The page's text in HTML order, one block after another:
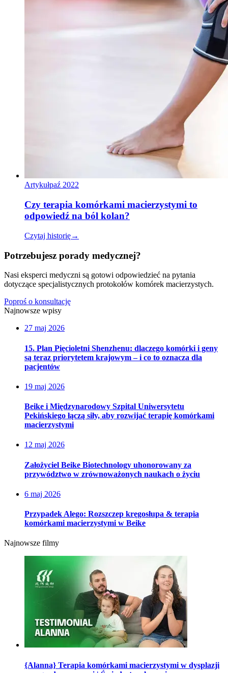
Artykułpaź 2022
Czy terapia komórkami macierzystymi to
odpowiedź na ból kolan?
Czytaj historię→
Potrzebujesz porady medycznej?
Nasi eksperci medyczni są gotowi odpowiedzieć na pytania
dotyczące specjalistycznych protokołów komórek macierzystych.
Poproś o konsultację
Najnowsze wpisy
27 maj 2026
15. Plan Pięcioletni Shenzhenu: dlaczego komórki i geny
są teraz priorytetem krajowym – i co to oznacza dla
pacjentów
19 maj 2026
Beike i Międzynarodowy Szpital Uniwersytetu
Pekińskiego łączą siły, aby rozwijać terapię komórkami
macierzystymi
12 maj 2026
Założyciel Beike Biotechnology uhonorowany za
przywództwo w zrównoważonych naukach o życiu
6 maj 2026
Przypadek Alego: Rozszczep kręgosłupa & terapia
komórkami macierzystymi w Beike
Najnowsze filmy
{Alanna} Terapia komórkami macierzystymi w dysplazji